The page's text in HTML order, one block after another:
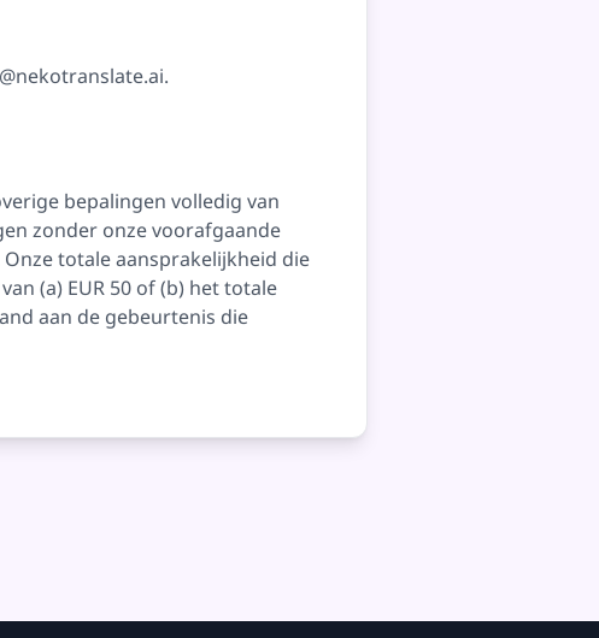
.
bepalingen volledig van
zonder onze voorafgaande
totale aansprakelijkheid die
(a) EUR 50 of (b) het totale
aan de gebeurtenis die